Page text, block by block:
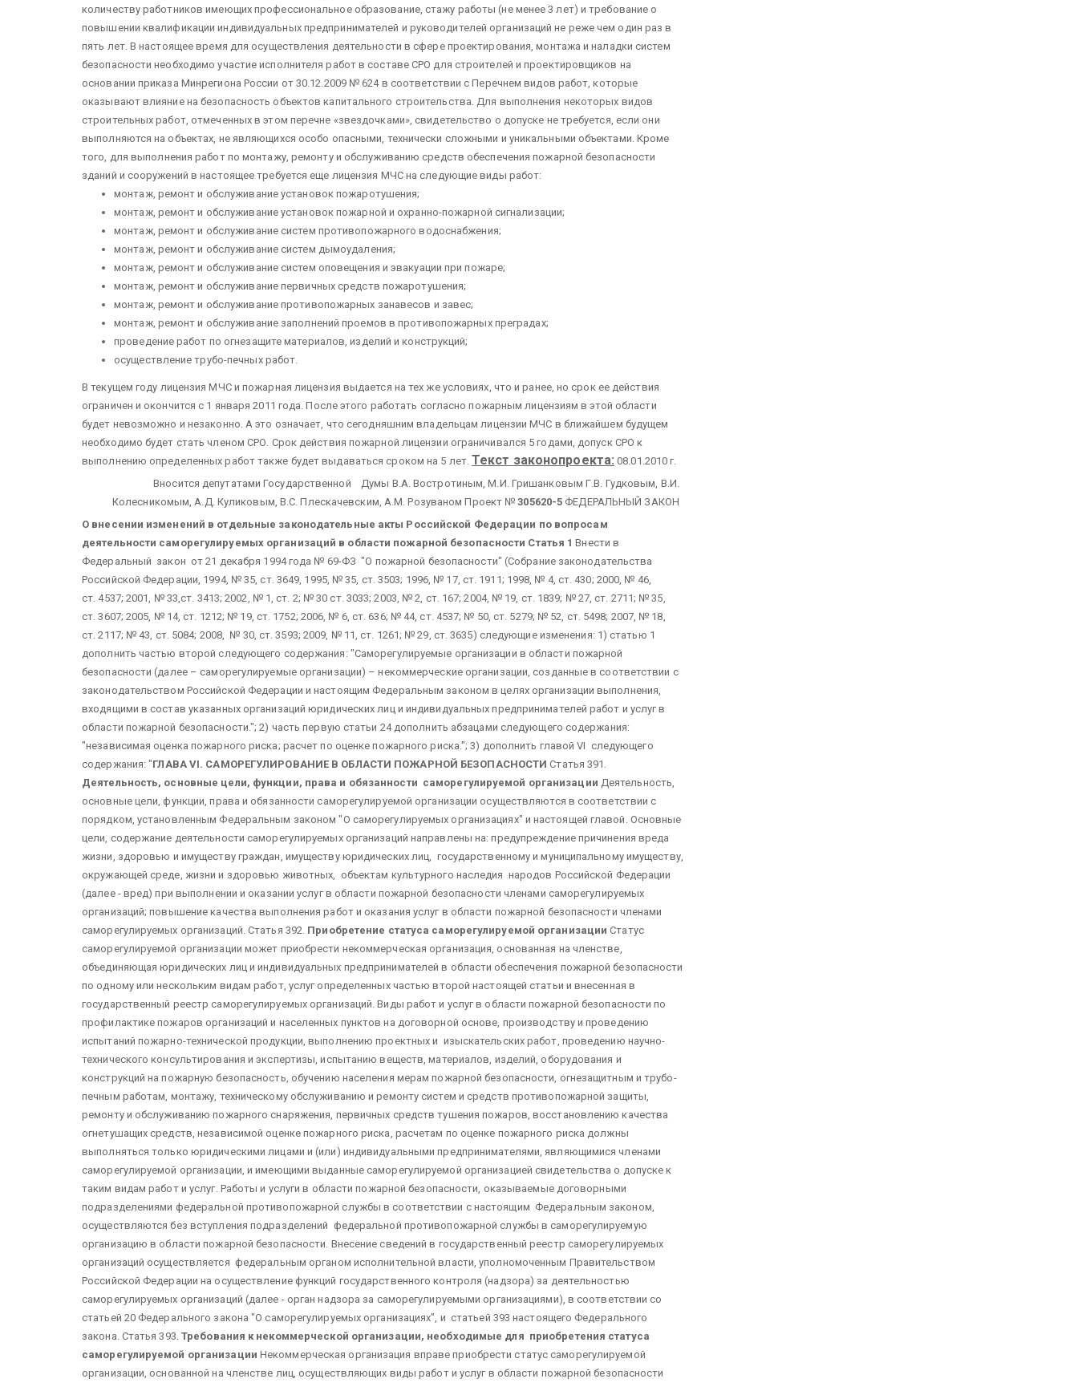
количеству работников имеющих профессиональное образование, стажу работы (не менее 3 лет) и требование о
повышении квалификации индивидуальных предпринимателей и руководителей организаций не реже чем один раз в
пять лет. В настоящее время для осуществления деятельности в сфере проектирования, монтажа и наладки систем
безопасности необходимо участие исполнителя работ в составе СРО для строителей и проектировщиков на
основании приказа Минрегиона России от 30.12.2009 № 624 в соответствии с Перечнем видов работ, которые
оказывают влияние на безопасность объектов капитального строительства. Для выполнения некоторых видов
строительных работ, отмеченных в этом перечне «звездочками», свидетельство о допуске не требуется, если они
выполняются на объектах, не являющихся особо опасными, технически сложными и уникальными объектами. Кроме
того, для выполнения работ по монтажу, ремонту и обслуживанию средств обеспечения пожарной безопасности
зданий и сооружений в настоящее требуется еще лицензия МЧС на следующие виды работ:
монтаж, ремонт и обслуживание установок пожаротушения;
монтаж, ремонт и обслуживание установок пожарной и охранно-пожарной сигнализации;
монтаж, ремонт и обслуживание систем противопожарного водоснабжения;
монтаж, ремонт и обслуживание систем дымоудаления;
монтаж, ремонт и обслуживание систем оповещения и эвакуации при пожаре;
монтаж, ремонт и обслуживание первичных средств пожаротушения;
монтаж, ремонт и обслуживание противопожарных занавесов и завес;
монтаж, ремонт и обслуживание заполнений проемов в противопожарных преградах;
проведение работ по огнезащите материалов, изделий и конструкций;
осуществление трубо-печных работ.
В текущем году лицензия МЧС и пожарная лицензия выдается на тех же условиях, что и ранее, но срок ее действия
ограничен и окончится с 1 января 2011 года. После этого работать согласно пожарным лицензиям в этой области
будет невозможно и незаконно. А это означает, что сегодняшним владельцам лицензии МЧС в ближайшем будущем
необходимо будет стать членом СРО. Срок действия пожарной лицензии ограничивался 5 годами, допуск СРО к
выполнению определенных работ также будет выдаваться сроком на 5 лет. Текст законопроекта: 08.01.2010 г.
Вносится депутатами Государственной Думы В.А. Востротиным, М.И. Гришанковым Г.В. Гудковым, В.И.
Колесникомым, А.Д. Куликовым, В.С. Плескачевским, А.М. Розуваном Проект №305620-5 ФЕДЕРАЛЬНЫЙ ЗАКОН
О внесении изменений в отдельные законодательные акты Российской Федерации по вопросам
деятельности саморегулируемых организаций в области пожарной безопасности Статья 1 Внести в
Федеральный закон от 21 декабря 1994 года № 69-ФЗ "О пожарной безопасности" (Собрание законодательства
Российской Федерации, 1994, № 35, ст. 3649, 1995, № 35, ст. 3503; 1996, № 17, ст. 1911; 1998, № 4, ст. 430; 2000, № 46,
ст. 4537; 2001, № 33,ст. 3413; 2002, № 1, ст. 2; № 30 ст. 3033; 2003, № 2, ст. 167; 2004, № 19, ст. 1839; № 27, ст. 2711; № 35,
ст. 3607; 2005, № 14, ст. 1212; № 19, ст. 1752; 2006, № 6, ст. 636; № 44, ст. 4537; № 50, ст. 5279; № 52, ст. 5498; 2007, № 18,
ст. 2117; № 43, ст. 5084; 2008, № 30, ст. 3593; 2009, № 11, ст. 1261; № 29, ст. 3635) следующие изменения: 1) статью 1
дополнить частью второй следующего содержания: "Саморегулируемые организации в области пожарной
безопасности (далее – саморегулируемые организации) – некоммерческие организации, созданные в соответствии с
законодательством Российской Федерации и настоящим Федеральным законом в целях организации выполнения,
входящими в состав указанных организаций юридических лиц и индивидуальных предпринимателей работ и услуг в
области пожарной безопасности."; 2) часть первую статьи 24 дополнить абзацами следующего содержания:
"независимая оценка пожарного риска; расчет по оценке пожарного риска."; 3) дополнить главой VI следующего
содержания: "ГЛАВА VI. САМОРЕГУЛИРОВАНИЕ В ОБЛАСТИ ПОЖАРНОЙ БЕЗОПАСНОСТИ Статья 391.
Деятельность, основные цели, функции, права и обязанности саморегулируемой организации Деятельность,
основные цели, функции, права и обязанности саморегулируемой организации осуществляются в соответствии с
порядком, установленным Федеральным законом "О саморегулируемых организациях" и настоящей главой. Основные
цели, содержание деятельности саморегулируемых организаций направлены на: предупреждение причинения вреда
жизни, здоровью и имуществу граждан, имуществу юридических лиц, государственному и муниципальному имуществу,
окружающей среде, жизни и здоровью животных, объектам культурного наследия народов Российской Федерации
(далее - вред) при выполнении и оказании услуг в области пожарной безопасности членами саморегулируемых
организаций; повышение качества выполнения работ и оказания услуг в области пожарной безопасности членами
саморегулируемых организаций. Статья 392. Приобретение статуса саморегулируемой организации Статус
саморегулируемой организации может приобрести некоммерческая организация, основанная на членстве,
объединяющая юридических лиц и индивидуальных предпринимателей в области обеспечения пожарной безопасности
по одному или нескольким видам работ, услуг определенных частью второй настоящей статьи и внесенная в
государственный реестр саморегулируемых организаций. Виды работ и услуг в области пожарной безопасности по
профилактике пожаров организаций и населенных пунктов на договорной основе, производству и проведению
испытаний пожарно-технической продукции, выполнению проектных и изыскательских работ, проведению научно-
технического консультирования и экспертизы, испытанию веществ, материалов, изделий, оборудования и
конструкций на пожарную безопасность, обучению населения мерам пожарной безопасности, огнезащитным и трубо-
печным работам, монтажу, техническому обслуживанию и ремонту систем и средств противопожарной защиты,
ремонту и обслуживанию пожарного снаряжения, первичных средств тушения пожаров, восстановлению качества
огнетушащих средств, независимой оценке пожарного риска, расчетам по оценке пожарного риска должны
выполняться только юридическими лицами и (или) индивидуальными предпринимателями, являющимися членами
саморегулируемой организации, и имеющими выданные саморегулируемой организацией свидетельства о допуске к
таким видам работ и услуг. Работы и услуги в области пожарной безопасности, оказываемые договорными
подразделениями федеральной противопожарной службы в соответствии с настоящим Федеральным законом,
осуществляются без вступления подразделений федеральной противопожарной службы в саморегулируемую
организацию в области пожарной безопасности. Внесение сведений в государственный реестр саморегулируемых
организаций осуществляется федеральным органом исполнительной власти, уполномоченным Правительством
Российской Федерации на осуществление функций государственного контроля (надзора) за деятельностью
саморегулируемых организаций (далее - орган надзора за саморегулируемыми организациями), в соответствии со
статьей 20 Федерального закона "О саморегулируемых организациях", и статьей 393 настоящего Федерального
закона. Статья 393. Требования к некоммерческой организации, необходимые для приобретения статуса
саморегулируемой организации Некоммерческая организация вправе приобрести статус саморегулируемой
организации, основанной на членстве лиц, осуществляющих виды работ и услуг в области пожарной безопасности